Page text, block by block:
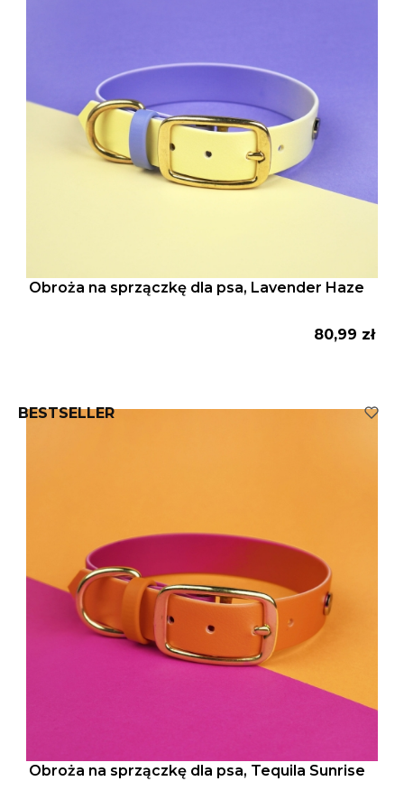
Obroża na sprzączkę dla psa, Lavender Haze
Cena
80,99 zł
BESTSELLER
Obroża na sprzączkę dla psa, Tequila Sunrise